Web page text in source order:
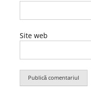
Site web